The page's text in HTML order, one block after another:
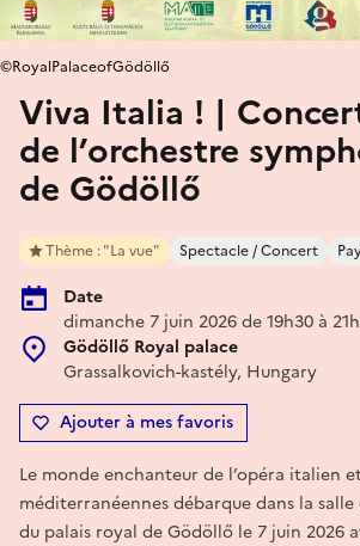
Viva Italia ! |
de l’orchestre
de Gödöllő
Thème : "La vue" Spectacle / Concert
Date
dimanche 7 juin 2026 de 19h30 à 21h
Gödöllő Royal palace
Grassalkovich-kastély, Hungary
Ajouter à mes favoris
©RoyalPalaceofGödöllő
Le monde enchanteur de l’opéra italien
méditerranéennes débarque dans la
du palais royal de Gödöllő le 7 juin 2026